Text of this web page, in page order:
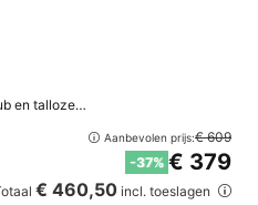
en talloze…
Aanbevolen prijs:€ 609
-37% € 379
€ 460,50 incl. toeslagen